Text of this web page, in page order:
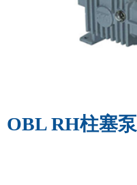
OBL RH柱塞泵